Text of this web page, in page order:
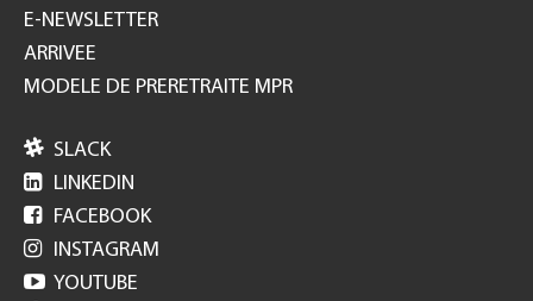
E-NEWSLETTER
ARRIVEE
MODELE DE PRERETRAITE MPR
 SLACK
 LINKEDIN
 FACEBOOK
 INSTAGRAM
 YOUTUBE